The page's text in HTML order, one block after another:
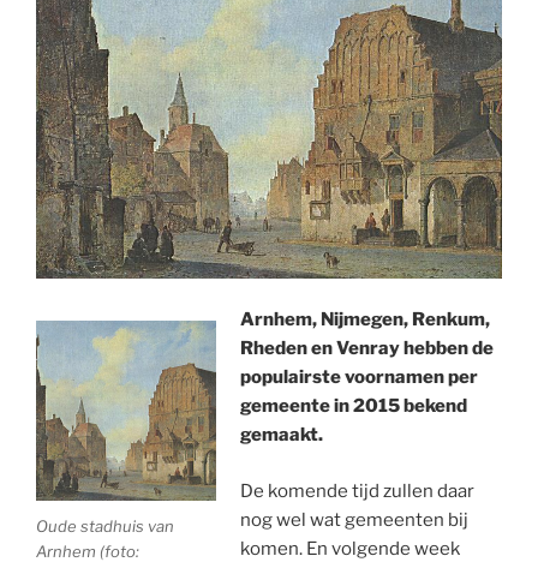
Oude stadhuis van
Arnhem (foto:
Arnhem, Nijmegen, Renkum,
Rheden en Venray hebben de
populairste voornamen per
gemeente in 2015 bekend
gemaakt.
De komende tijd zullen daar
nog wel wat gemeenten bij
komen. En volgende week